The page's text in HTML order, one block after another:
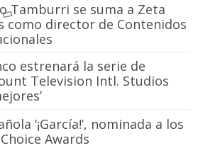
Tamburri se suma a Zeta
como director de Contenidos
estrenará la serie de
Television Intl. Studios
‘¡García!’, nominada a los
Awards